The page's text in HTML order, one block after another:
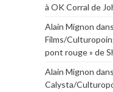
à OK Corral de
Alain Mignon dans
Films/
pont rouge » de
Alain Mignon dans
Calysta/